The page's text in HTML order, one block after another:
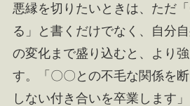
悪縁を切りたいときは、ただ
る」と書くだけでなく、自分
の変化まで盛り込むと、より
す。「〇〇との不毛な関係を
しない付き合いを卒業します